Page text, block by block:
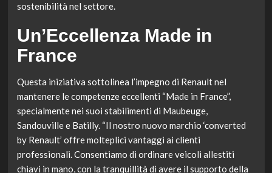
sostenibilità nel settore.
Un’Eccellenza Made in
France
Questa iniziativa sottolinea l’impegno di Renault nel
mantenere le competenze eccellenti “Made in France”,
specialmente nei suoi stabilimenti di Maubeuge,
Sandouville e Batilly. “Il nostro nuovo marchio ‘converted
by Renault’ offre molteplici vantaggi ai clienti
professionali. Consentiamo di ordinare veicoli allestiti
chiavi in mano, con la tranquillità di avere il supporto della